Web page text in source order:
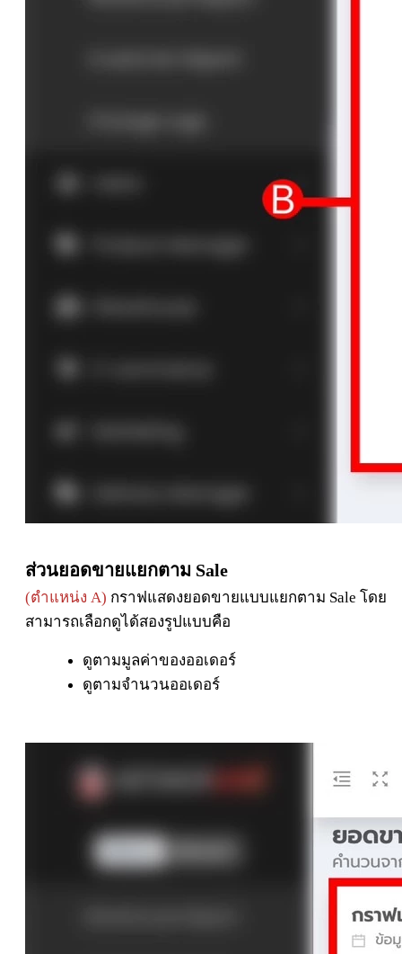
ส่วนยอดขายแยกตาม Sale
(ตำแหน่ง A) กราฟแสดงยอดขายแบบแยกตาม Sale โดย
สามารถเลือกดูได้สองรูปแบบคือ
ดูตามมูลค่าของออเดอร์
ดูตามจำนวนออเดอร์